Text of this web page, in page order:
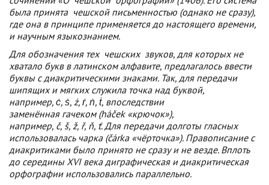
была принята чешской письменностью (однако не сразу),
где она в принципе применяется до настоящего времени,
и научным языкознанием.
Для обозначения тех чешских звуков, для которых не
хватало букв в латинском алфавите, предлагалось ввести
буквы с диакритическими знаками. Так, для передачи
шипящих и мягких служила точка над буквой,
например, ċ, ṡ, ż, ṙ, ṅ, ṫ, впоследствии
заменённая гачеком (háček«крючок»),
например, č, š, ž, ř, ň, ť. Для передачи долготы гласных
использовалась чарка (čárka«чёрточка»). Правописание с
диакритиками было принято не сразу и не везде. Вплоть
до середины XVI века диграфическая и диакритическая
орфографии использовались параллельно.